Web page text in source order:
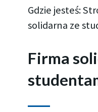
Gdzie jesteś:
solidarna ze
Firma